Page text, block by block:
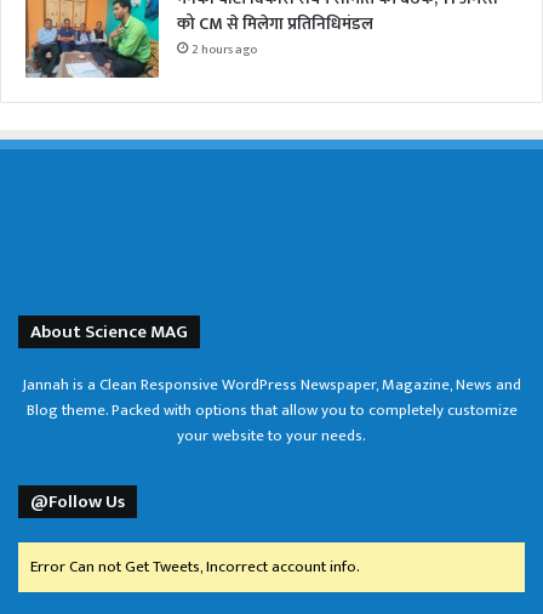
को CM से मिलेगा प्रतिनिधिमंडल
2 hours ago
About Science MAG
Jannah is a Clean Responsive WordPress Newspaper, Magazine, News and
Blog theme. Packed with options that allow you to completely customize
your website to your needs.
@Follow Us
Error Can not Get Tweets, Incorrect account info.